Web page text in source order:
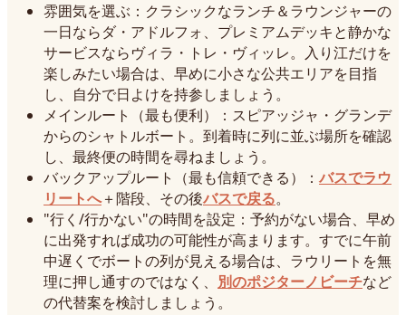
雰囲気を選ぶ：クラシックなランチ＆ラウンジャーの
一日ならダ・アドルフォ、プレミアムデッキと静かな
サービスならヴィラ・トレ・ヴィッレ。入り江だけを
楽しみたい場合は、早めに小さな公共エリアを目指
し、自分で日よけを持参しましょう。
メインルート（最も便利）：スピアッジャ・グランデ
からのシャトルボート。到着時に列に並ぶ場所を確認
し、最終便の時間を尋ねましょう。
バックアップルート（最も信頼できる）： バスでラウ
リートへ＋階段、その後バスで戻る。
"行く/行かない"の時間を設定：予約がない場合、早め
に出発すれば成功の可能性が高まります。すでに午前
中遅くでボートの列が見える場合は、ラウリートを無
理に押し通すのではなく、 別のポジターノビーチなど
の代替案を検討しましょう。